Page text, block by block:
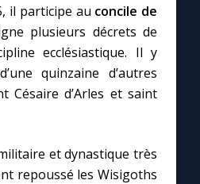
il participe au concile de
plusieurs décrets de
ecclésiastique. Il y
quinzaine d’autres
Césaire d’Arles et saint
et dynastique très
repoussé les Wisigoths